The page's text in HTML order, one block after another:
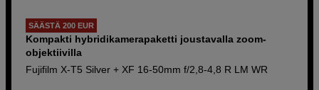
SÄÄSTÄ 200 EUR
Kompakti hybridikamerapaketti joustavalla zoom-
objektiivilla
Fujifilm X-T5 Silver + XF 16-50mm f/2,8-4,8 R LM WR